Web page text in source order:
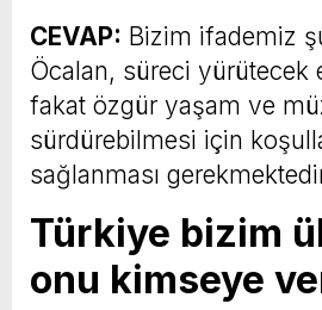
CEVAP: Bizim ifademiz
Öcalan, süreci yürütecek
fakat özgür yaşam ve
sürdürebilmesi için
sağlanması
Türkiye bizim
onu kimseye